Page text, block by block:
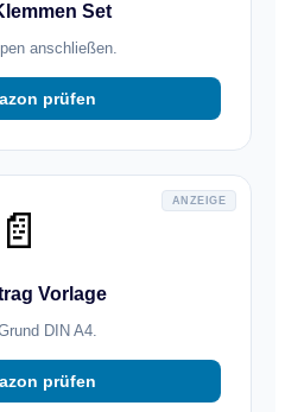
Set
anschließen.
prüfen
ANZEIGE
📄
Vorlage
DIN A4.
prüfen